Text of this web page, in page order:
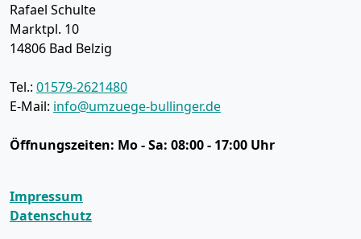
Rafael Schulte
Marktpl. 10
14806 Bad Belzig
Tel.: 01579-2621480
E-Mail: info@umzuege-bullinger.de
Öffnungszeiten: Mo - Sa: 08:00 - 17:00 Uhr
Impressum
Datenschutz